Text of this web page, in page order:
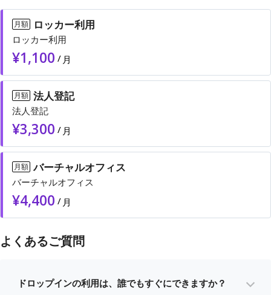
月額 ロッカー利用
ロッカー利用
¥1,100 / 月
月額 法人登記
法人登記
¥3,300 / 月
月額 バーチャルオフィス
バーチャルオフィス
¥4,400 / 月
よくあるご質問
ドロップインの利用は、誰でもすぐにできますか？